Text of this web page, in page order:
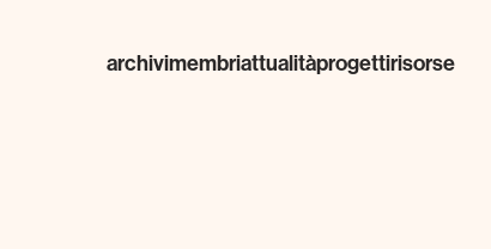
archivimembriattualitàprogettirisorse